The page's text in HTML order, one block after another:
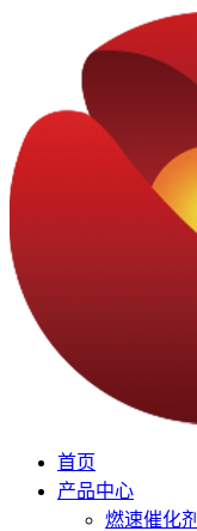
首页
产品中心
燃速催化剂